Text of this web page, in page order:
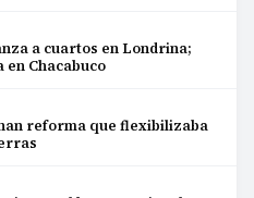
a cuartos en Londrina;
Chacabuco
reforma que flexibilizaba